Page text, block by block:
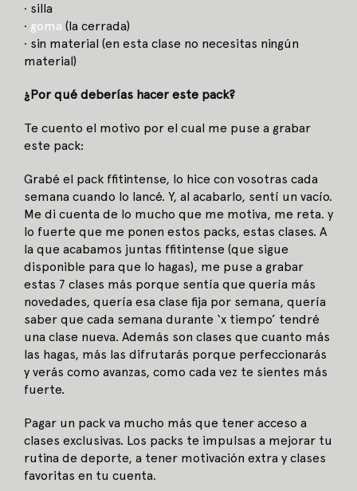
· silla
· goma (la cerrada)
· sin material (en esta clase no necesitas ningún
material)
¿Por qué deberías hacer este pack?
Te cuento el motivo por el cual me puse a grabar
este pack:
Grabé el pack ffitintense, lo hice con vosotras cada
semana cuando lo lancé. Y, al acabarlo, sentí un vacío.
Me di cuenta de lo mucho que me motiva, me reta. y
lo fuerte que me ponen estos packs, estas clases. A
la que acabamos juntas ffitintense (que sigue
disponible para que lo hagas), me puse a grabar
estas 7 clases más porque sentía que quería más
novedades, quería esa clase fija por semana, quería
saber que cada semana durante ‘x tiempo’ tendré
una clase nueva. Además son clases que cuanto más
las hagas, más las difrutarás porque perfeccionarás
y verás como avanzas, como cada vez te sientes más
fuerte.
Pagar un pack va mucho más que tener acceso a
clases exclusivas. Los packs te impulsas a mejorar tu
rutina de deporte, a tener motivación extra y clases
favoritas en tu cuenta.